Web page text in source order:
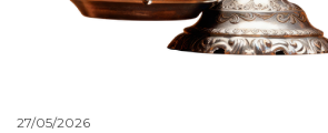
27/05/2026